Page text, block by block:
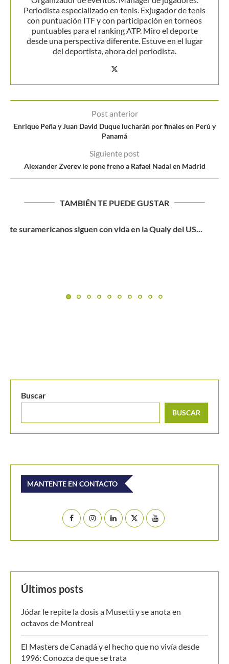
Periodista especializado en tenis. Exjugador de tenis
con puntuación ITF y con participación en torneos
puntuables para el ranking ATP. Miro el deporte
desde una perspectiva diferente. Estuve en el lugar
del deportista, ahora del periodista.
Post anterior
Enrique Peña y Juan David Duque lucharán por finales en Perú y
Panamá
Siguiente post
Alexander Zverev le pone freno a Rafael Nadal en Madrid
TAMBIÉN TE PUEDE GUSTAR
Buscar